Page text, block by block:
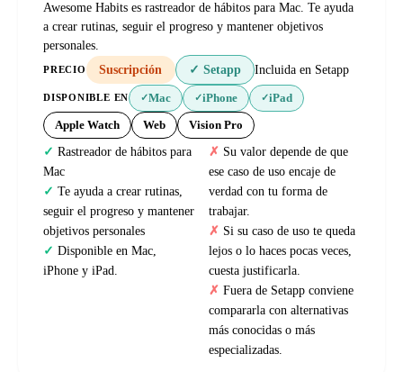
Awesome Habits es rastreador de hábitos para Mac. Te ayuda
a crear rutinas, seguir el progreso y mantener objetivos
personales.
PRECIO Suscripción ✓ Setapp Incluida en Setapp
DISPONIBLE EN ✓Mac ✓iPhone ✓iPad
Apple Watch Web Vision Pro
Rastreador de hábitos para
Mac
Te ayuda a crear rutinas,
seguir el progreso y mantener
objetivos personales
Disponible en Mac,
iPhone y iPad.
Su valor depende de que
ese caso de uso encaje de
verdad con tu forma de
trabajar.
Si su caso de uso te queda
lejos o lo haces pocas veces,
cuesta justificarla.
Fuera de Setapp conviene
compararla con alternativas
más conocidas o más
especializadas.